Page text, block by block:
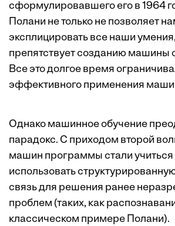
сформулировавшего его в 1964
Полани не только не позволяет
эксплицировать все наши
препятствует созданию машины
Все это долгое время
эффективного применения
Однако машинное обучение
парадокс. С приходом второй
машин программы стали учиться
использовать
связь для решения ранее
проблем (таких, как
классическом примере Полани).